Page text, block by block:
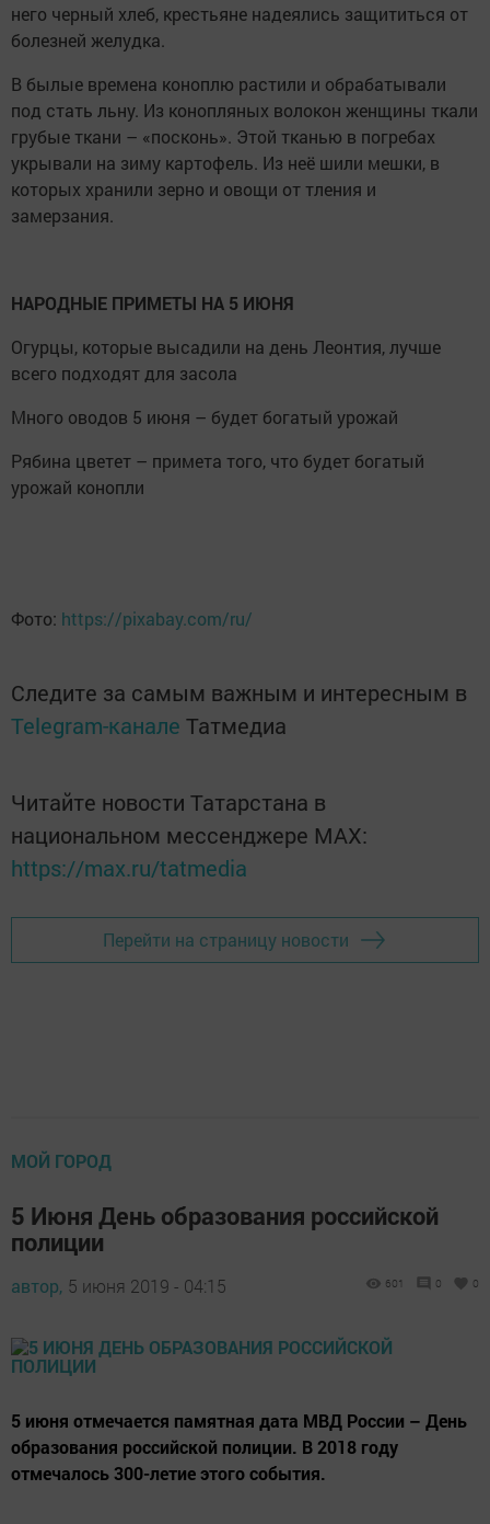
него черный хлеб, крестьяне надеялись защититься от
болезней желудка.
В былые времена коноплю растили и обрабатывали
под стать льну. Из конопляных волокон женщины ткали
грубые ткани – «посконь». Этой тканью в погребах
укрывали на зиму картофель. Из неё шили мешки, в
которых хранили зерно и овощи от тления и
замерзания.
НАРОДНЫЕ ПРИМЕТЫ НА 5 ИЮНЯ
Огурцы, которые высадили на день Леонтия, лучше
всего подходят для засола
Много оводов 5 июня – будет богатый урожай
Рябина цветет – примета того, что будет богатый
урожай конопли
Фото: https://pixabay.com/ru/
Следите за самым важным и интересным в
Telegram-канале Татмедиа
Читайте новости Татарстана в
национальном мессенджере MАХ:
https://max.ru/tatmedia
Перейти на страницу новости
МОЙ ГОРОД
5 Июня День образования российской
полиции
автор, 5 июня 2019 - 04:15 601 0 0
5 июня отмечается памятная дата МВД России – День
образования российской полиции. В 2018 году
отмечалось 300-летие этого события.